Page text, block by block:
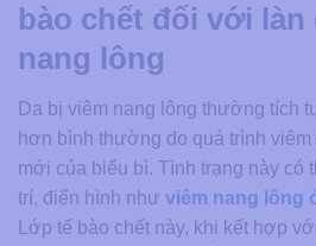
bào chết đối với làn
nang lông
Da bị viêm nang lông thường tích
hơn bình thường do quá trình
mới của biểu bì. Tình trạng này có
trí, điển hình như viêm nang lông
Lớp tế bào chết này, khi kết hợp